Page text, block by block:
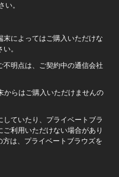
い。
によってはご購入いただけな
。
明点は、ご契約中の通信会社
らはご購入いただけませんの
ていたり、プライベートブラ
利用いただけない場合があり
は、プライベートブラウズを